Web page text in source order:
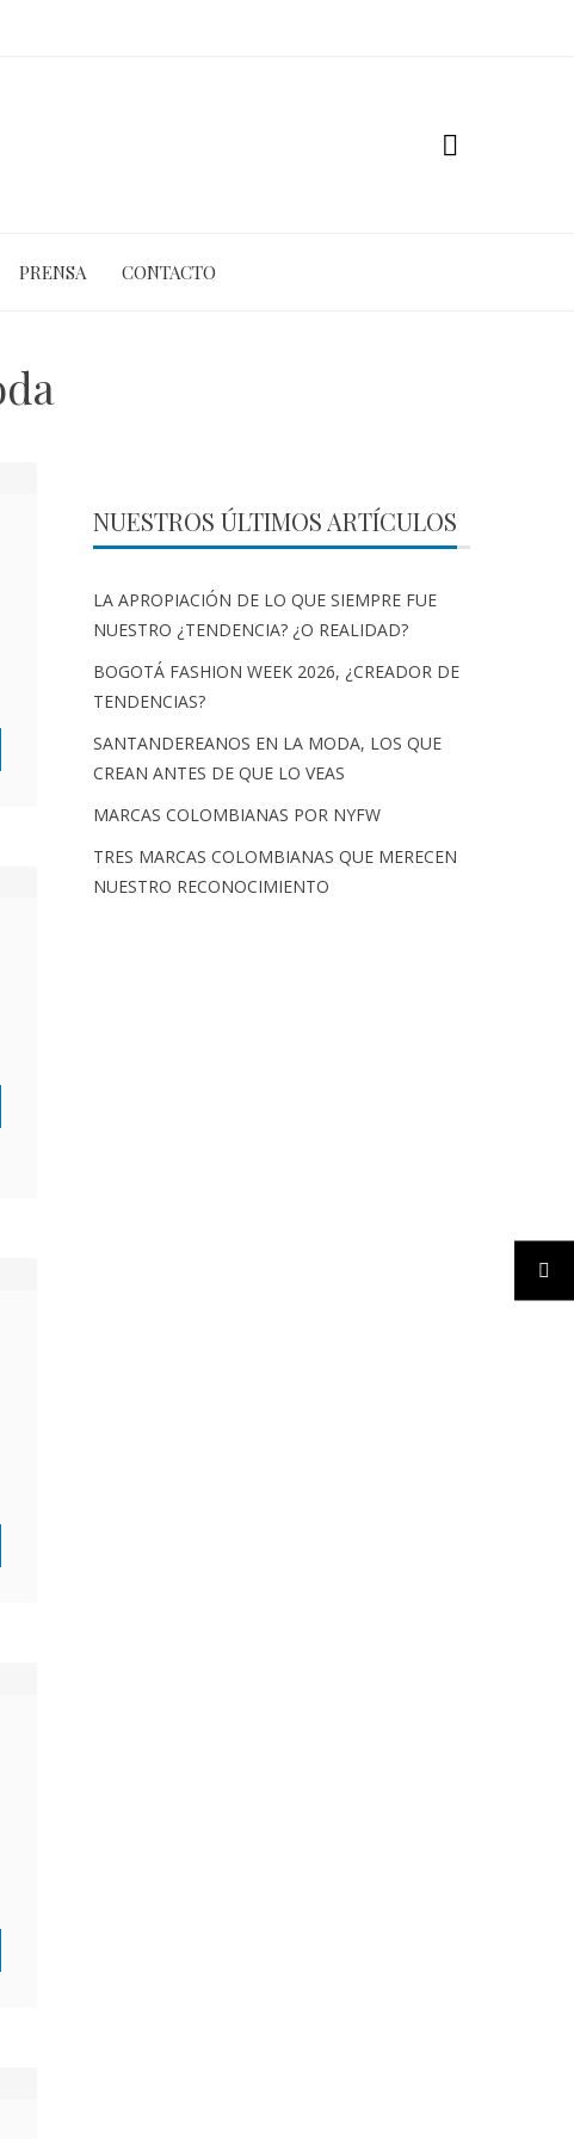
PRENSA CONTACTO
NUESTROS ÚLTIMOS ARTÍCULOS
LA APROPIACIÓN DE LO QUE SIEMPRE FUE
NUESTRO ¿TENDENCIA? ¿O REALIDAD?
BOGOTÁ FASHION WEEK 2026, ¿CREADOR DE
TENDENCIAS?
SANTANDEREANOS EN LA MODA, LOS QUE
CREAN ANTES DE QUE LO VEAS
MARCAS COLOMBIANAS POR NYFW
TRES MARCAS COLOMBIANAS QUE MERECEN
NUESTRO RECONOCIMIENTO